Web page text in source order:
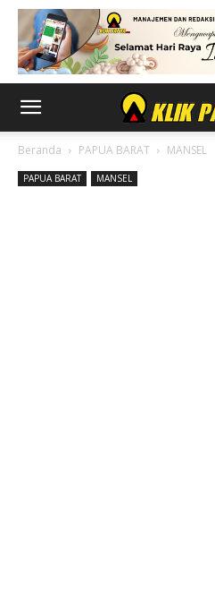
Beranda PAPUA BARAT MANSEL
PAPUA BARAT MANSEL